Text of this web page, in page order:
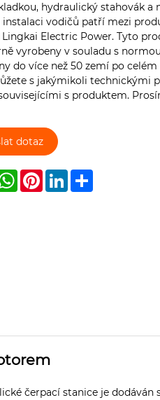
hydraulický stahovák a
instalaci vodičů patří mezi
Electric Power. Tyto
vyrobeny v souladu s
do více než 50 zemí po celém
s jakýmikoli technickými
s produktem.
dotaz
WhatsApp
PinterestLinkedInShare
čerpací stanice je dodáván